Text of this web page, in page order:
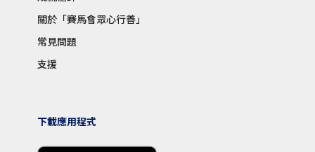
關於「賽馬會眾心行善」
常見問題
支援
下載應用程式